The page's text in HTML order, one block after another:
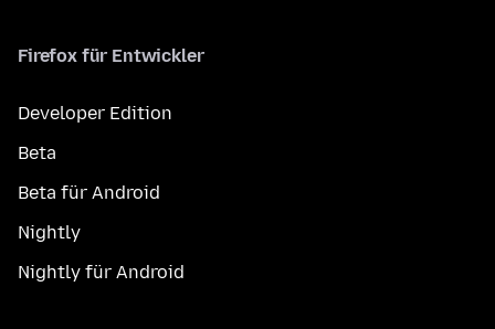
Firefox für Entwickler
Developer Edition
Beta
Beta für Android
Nightly
Nightly für Android